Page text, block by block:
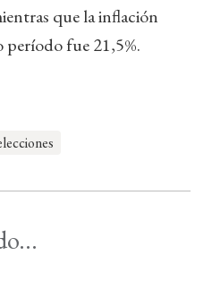
que la inflación
período fue 21,5%.